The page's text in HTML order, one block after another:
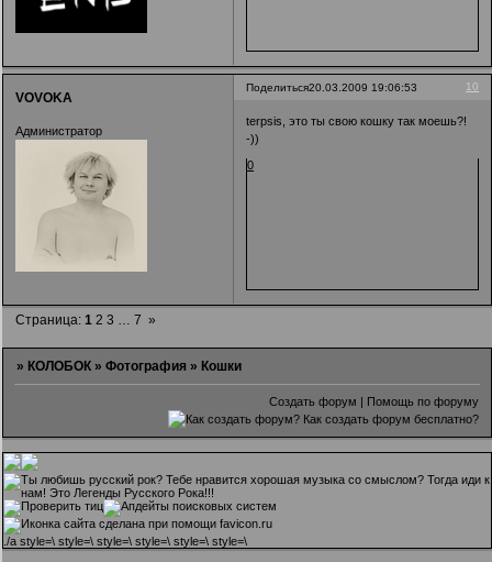
Поделиться 10
20.03.2009 19:06:53
VOVOKA
Администратор
terpsis, это ты свою кошку так моешь?!
-))
0
Страница:1 2 3 … 7 »
» КОЛОБОК »Фотография » Кошки
Создать форум | Помощь по форуму
./a style=\ style=\ style=\ style=\ style=\ style=\